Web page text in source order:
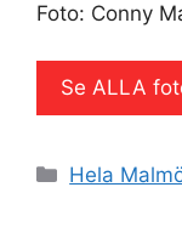
Foto: Conny
Se ALLA
Kategorier
Hela